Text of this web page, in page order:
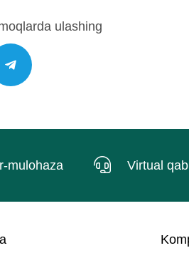
ulashing
mulohaza Virtual